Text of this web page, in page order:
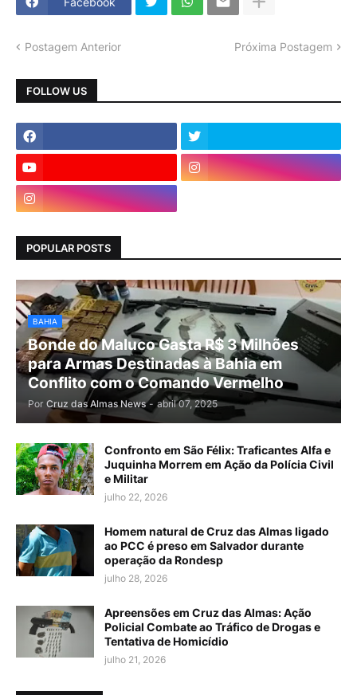
Postagem Anterior Próxima Postagem
FOLLOW US
POPULAR POSTS
BAHIA
Bonde do Maluco Gasta R$ 3 Milhões
para Armas Destinadas à Bahia em
Conflito com o Comando Vermelho
Por Cruz das Almas News - abril 07, 2025
Confronto em São Félix: Traficantes Alfa e
Juquinha Morrem em Ação da Polícia Civil
e Militar
julho 22, 2026
Homem natural de Cruz das Almas ligado
ao PCC é preso em Salvador durante
operação da Rondesp
julho 28, 2026
Apreensões em Cruz das Almas: Ação
Policial Combate ao Tráfico de Drogas e
Tentativa de Homicídio
julho 21, 2026